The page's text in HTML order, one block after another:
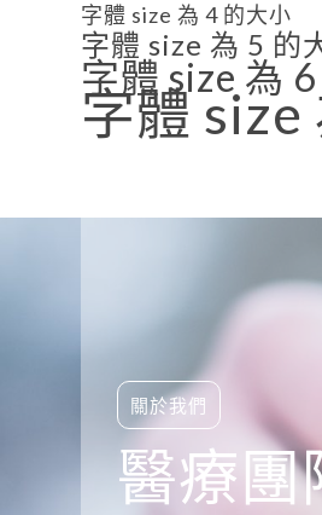
字體 size 為 4 的大小
字體 size 為 5 的
字體 size 為
字體 size
關於我們
醫療團